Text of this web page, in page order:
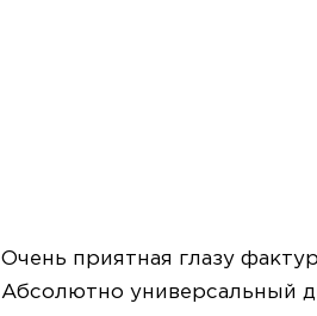
Очень приятная глазу
Абсолютно универсальный